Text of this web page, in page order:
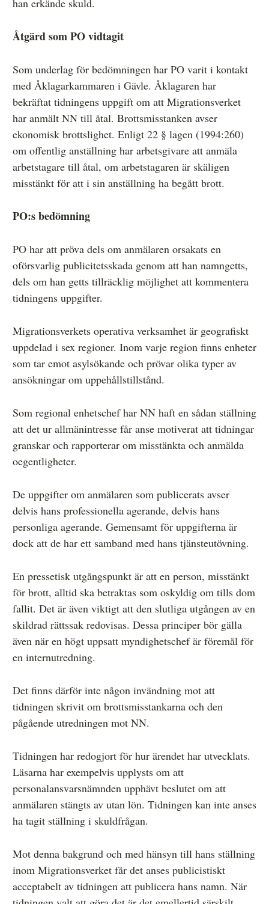
han erkände skuld.
Åtgärd som PO vidtagit
Som underlag för bedömningen har PO varit i kontakt
med Åklagarkammaren i Gävle. Åklagaren har
bekräftat tidningens uppgift om att Migrationsverket
har anmält NN till åtal. Brottsmisstanken avser
ekonomisk brottslighet. Enligt 22 § lagen (1994:260)
om offentlig anställning har arbetsgivare att anmäla
arbetstagare till åtal, om arbetstagaren är skäligen
misstänkt för att i sin anställning ha begått brott.
PO:s bedömning
PO har att pröva dels om anmälaren orsakats en
oförsvarlig publicitetsskada genom att han namngetts,
dels om han getts tillräcklig möjlighet att kommentera
tidningens uppgifter.
Migrationsverkets operativa verksamhet är geografiskt
uppdelad i sex regioner. Inom varje region finns enheter
som tar emot asylsökande och prövar olika typer av
ansökningar om uppehållstillstånd.
Som regional enhetschef har NN haft en sådan ställning
att det ur allmänintresse får anse motiverat att tidningar
granskar och rapporterar om misstänkta och anmälda
oegentligheter.
De uppgifter om anmälaren som publicerats avser
delvis hans professionella agerande, delvis hans
personliga agerande. Gemensamt för uppgifterna är
dock att de har ett samband med hans tjänsteutövning.
En pressetisk utgångspunkt är att en person, misstänkt
för brott, alltid ska betraktas som oskyldig om tills dom
fallit. Det är även viktigt att den slutliga utgången av en
skildrad rättssak redovisas. Dessa principer bör gälla
även när en högt uppsatt myndighetschef är föremål för
en internutredning.
Det finns därför inte någon invändning mot att
tidningen skrivit om brottsmisstankarna och den
pågående utredningen mot NN.
Tidningen har redogjort för hur ärendet har utvecklats.
Läsarna har exempelvis upplysts om att
personalansvarsnämnden upphävt beslutet om att
anmälaren stängts av utan lön. Tidningen kan inte anses
ha tagit ställning i skuldfrågan.
Mot denna bakgrund och med hänsyn till hans ställning
inom Migrationsverket får det anses publicistiskt
acceptabelt av tidningen att publicera hans namn. När